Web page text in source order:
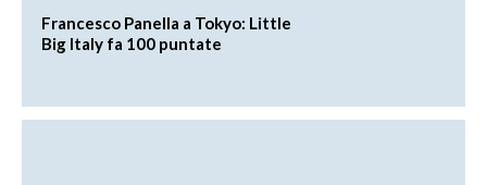
Francesco Panella a Tokyo: Little
Big Italy fa 100 puntate